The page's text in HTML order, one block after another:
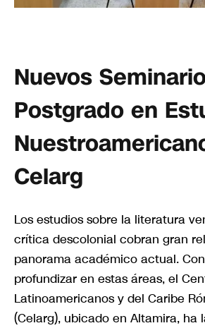
Nuevos
Postgrado en
Celarg
Los estudios sobre la literatura
crítica descolonial cobran gran
panorama académico actual.
profundizar en estas áreas, el
Latinoamericanos y del Caribe
(Celarg), ubicado en Altamira, ha